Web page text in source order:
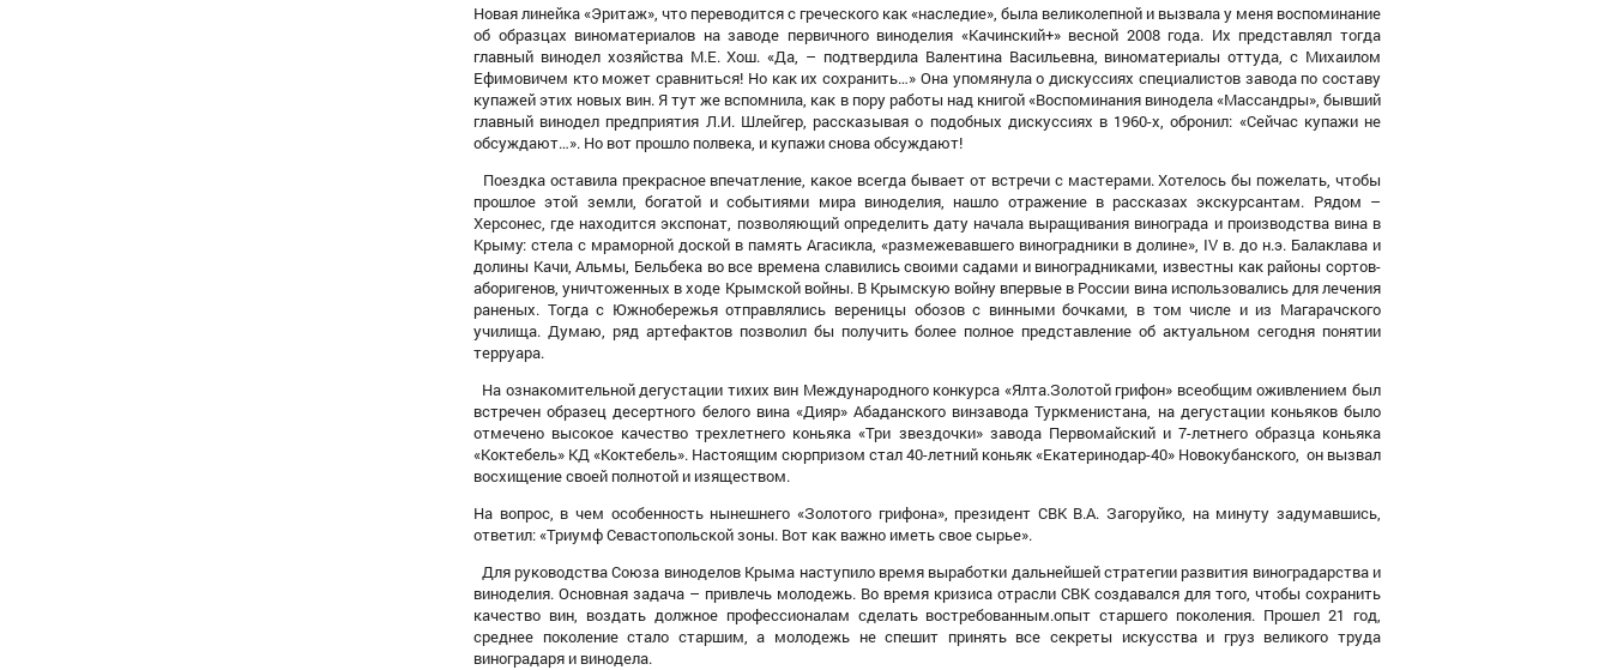
Новая линейка «Эритаж», что переводится с греческого как «наследие», была великолепной и вызвала у меня воспоминание
об образцах виноматериалов на заводе первичного виноделия «Качинский+» весной 2008 года. Их представлял тогда
главный винодел хозяйства М.Е. Хош. «Да, – подтвердилаВалентина Васильевна, виноматериалы оттуда, с Михаилом
Ефимовичем кто может сравниться! Но как их сохранить…» Она упомянула о дискуссиях специалистов завода по составу
купажей этих новых вин. Ятут же вспомнила , как в пору работы над книгой «Воспоминания винодела «Массандры», бывший
главный винодел предприятия Л.И. Шлейгер, рассказывая о подобных дискуссиях в 1960-х , обронил: «Сейчас купажи не
обсуждают…». Но вот прошло полвека, и купажи снова обсуждают!
Поездка оставила прекрасное впечатление, какое всегда бывает от встречи с мастерами. Хотелось бы пожелать, чтобы
прошлое этой земли, богатой и событиями миравиноделия, нашло отражение в рассказах экскурсантам. Рядом –
Херсонес, где находится экспонат, позволяющий определить дату начала выращивания винограда и производства вина в
Крыму: стела с мраморной доской в память Агасикла, «размежевавшего виноградники в долине», IV в. до н.э. Балаклава и
долины Качи, Альмы, Бельбека во все времена славились своими садами и виноградниками, известны как районы сортов-
аборигенов, уничтоженных в ходе Крымской войны. ВКрымскую войну впервые в России вина использовались для лечения
раненых. Тогда с Южнобережья отправлялись вереницы обозов с винными бочками, в том числе и из Магарачского
училища. Думаю, ряд артефактов позволил бы получить более полное представление об актуальном сегодня понятии
терруара.
На ознакомительной дегустации тихих вин Международного конкурса «Ялта.Золотой грифон» всеобщим оживлением был
встречен образец десертного белого вина «Дияр» Абаданского винзавода Туркменистана, на дегустации коньяков было
отмечено высокое качество трехлетнего коньяка «Три звездочки» завода Первомайский и 7-летнего образца коньяка
«Коктебель» КД «Коктебель». Настоящим сюрпризом стал 40-летний коньяк «Екатеринодар-40» Новокубанского он вызвал
восхищение своей полнотой и изяществом.
На вопрос, в чем особенность нынешнего «Золотого грифона», президент СВК В.А. Загоруйко, на минуту задумавшись,
ответил: «Триумф Севастопольской зоны. Вот как важно иметь свое сырье».
Для руководства Союза виноделов Крыма наступило время выработки дальнейшей стратегии развития виноградарства и
виноделия. Основная задача – привлечь молодежь. Во время кризиса отрасли СВК создавался для того, чтобы сохранить
качество вин, воздать должное профессионалам сделать востребованным.опыт старшего поколения. Прошел 21 год,
среднее поколение стало старшим,а молодежь не спешит принять все секреты искусства и груз великого труда
виноградаря и винодела.